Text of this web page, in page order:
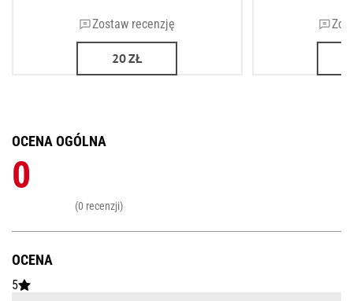
Zostaw recenzję
20ZŁ
OCENA
5
OCENA OGÓLNA
0
(0 recenzji)